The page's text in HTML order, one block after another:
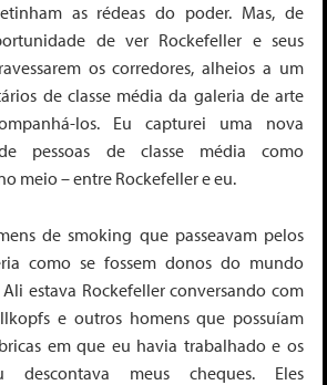
as rédeas do poder. Mas, de
de ver Rockefeller e seus
os corredores, alheios a um
de classe média da galeria de arte
los. Eu capturei uma nova
pessoas de classe média como
meio – entre Rockefeller e eu.
de smoking que passeavam pelos
como se fossem donos do mundo
estava Rockefeller conversando com
e outros homens que possuíam
em que eu havia trabalhado e os
meus cheques. Eles